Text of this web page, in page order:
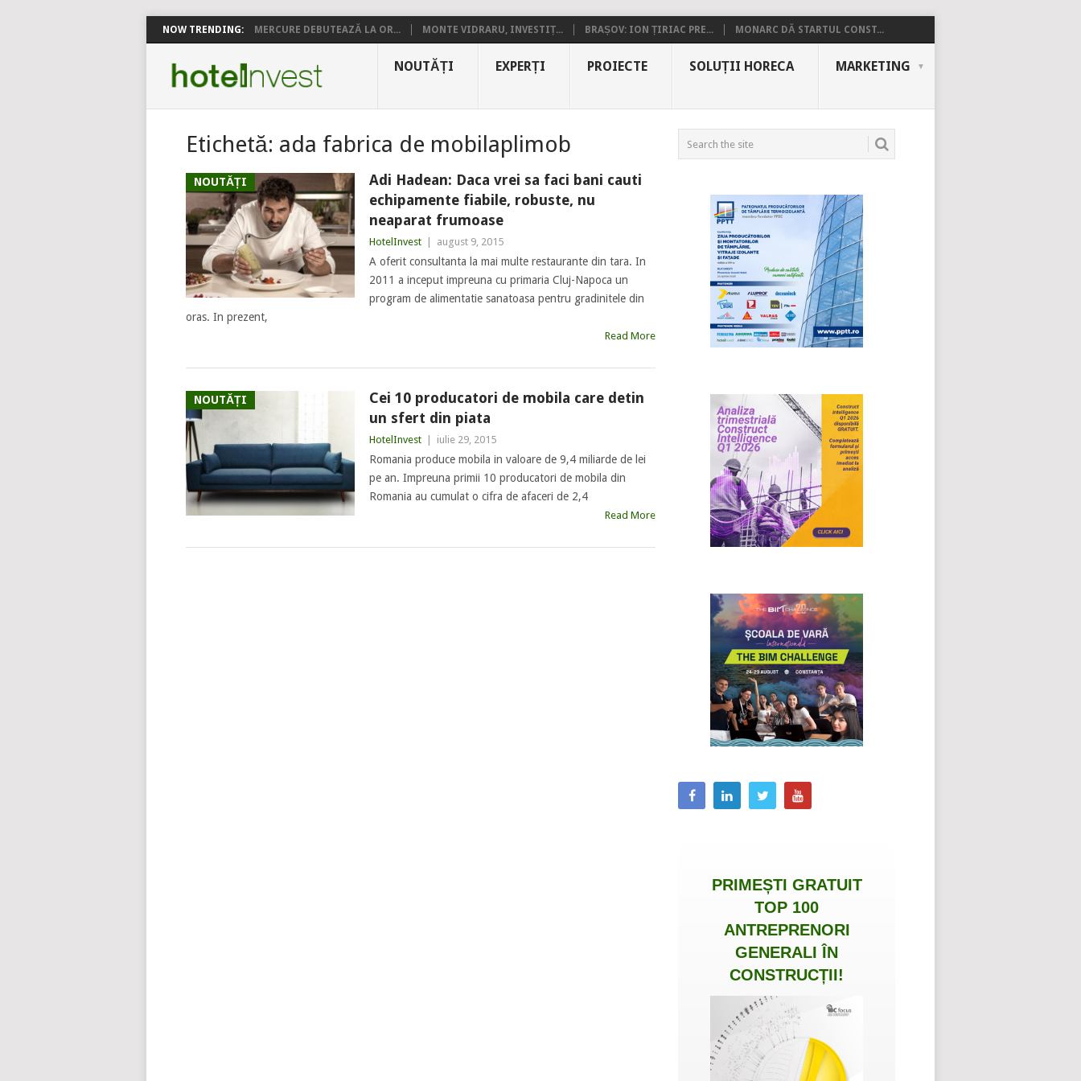
NOW TRENDING: MERCURE DEBUTEAZĂ LA OR... MONTE VIDRARU, INVESTIȚ... BRAȘOV: ION ȚIRIAC PRE... MONARC DĂ STARTUL CONST...
NOUTĂȚI EXPERȚI PROIECTE SOLUȚII HORECA MARKETING
Etichetă: ada fabrica de mobilaplimob
NOUTĂȚI
Adi Hadean: Daca vrei sa faci bani cauti
echipamente fiabile, robuste, nu
neaparat frumoase
HotelInvest august 9, 2015
A oferit consultanta la mai multe restaurante din tara. In
2011 a inceput impreuna cu primaria Cluj-Napoca un
program de alimentatie sanatoasa pentru gradinitele din
oras. In prezent,
Read More
NOUTĂȚI
Cei 10 producatori de mobila care detin
un sfert din piata
HotelInvest iulie 29, 2015
Romania produce mobila in valoare de 9,4 miliarde de lei
pe an. Impreuna primii 10 producatori de mobila din
Romania au cumulat o cifra de afaceri de 2,4
Read More
PRIMEȘTI GRATUIT
TOP 100
ANTREPRENORI
GENERALI ÎN
CONSTRUCȚII!